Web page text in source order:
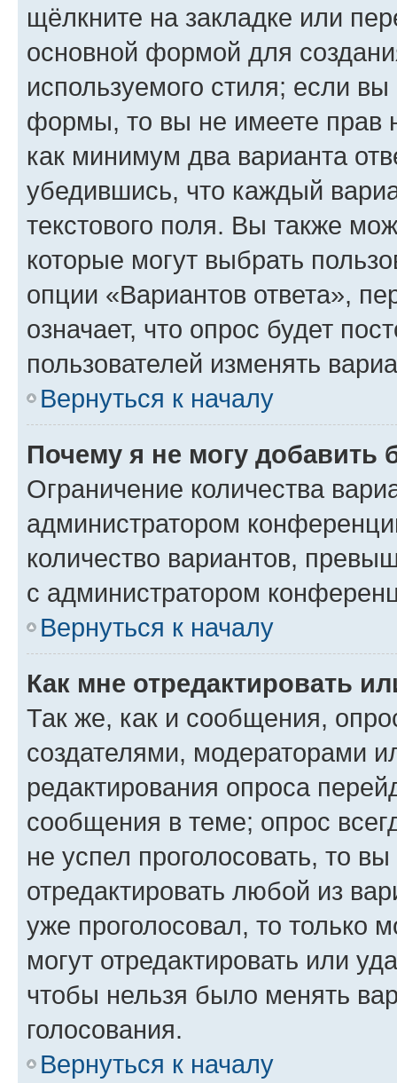
щёлкните на закладке или
основной формой для
используемого стиля; если
формы, то вы не имеете прав
как минимум два варианта
убедившись, что каждый
текстового поля. Вы также
которые могут выбрать
опции «Вариантов ответа»,
означает, что опрос будет
пользователей изменять
Вернуться к началу
Почему я не могу добавить
Ограничение количества
администратором
количество вариантов,
с администратором
Вернуться к началу
Как мне отредактировать
Так же, как и сообщения,
создателями, модераторами
редактирования опроса
сообщения в теме; опрос
не успел проголосовать, то
отредактировать любой из
уже проголосовал, то только
могут отредактировать или
чтобы нельзя было менять
голосования.
Вернуться к началу